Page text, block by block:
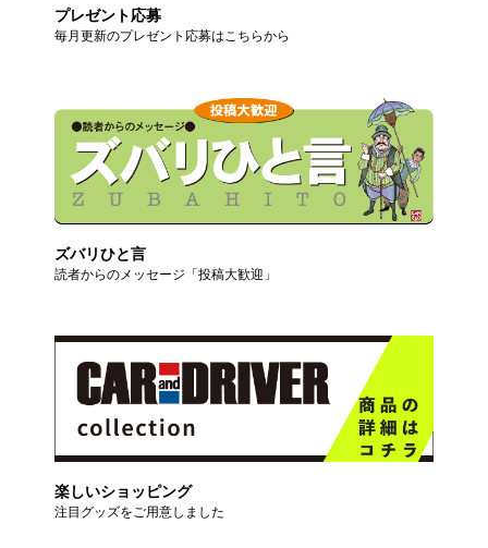
プレゼント応募
毎月更新のプレゼント応募はこちらから
ズバリひと言
読者からのメッセージ「投稿大歓迎」
楽しいショッピング
注目グッズをご用意しました